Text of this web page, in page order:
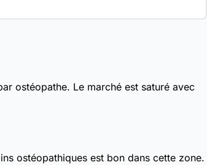
ostéopathe. Le marché est saturé avec
ostéopathiques est bon dans cette zone.